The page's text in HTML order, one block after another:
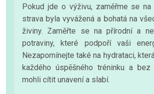
Pokud jde o výživu, zaměřme se
strava byla vyvážená a bohatá na
živiny. Zaměřte se na přírodní a
potraviny, které podpoří vaši
Nezapomínejte také na hydrataci,
každého úspěšného tréninku a
mohli cítit unavení a slabí.